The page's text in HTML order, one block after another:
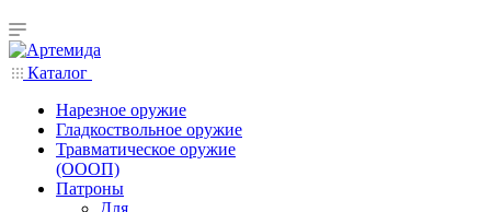
Каталог
Нарезное оружие
Гладкоствольное оружие
Травматическое оружие
(ОООП)
Патроны
Для